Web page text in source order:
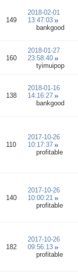
149
2018-02-01
13:47:03
bankgood
160
2018-01-27
23:58:40
tyimuipop
138
2018-01-16
14:16:27
bankgood
110
2017-10-26
10:17:37
profitable
140
2017-10-26
10:00:21
profitable
182
2017-10-26
09:56:13
profitable